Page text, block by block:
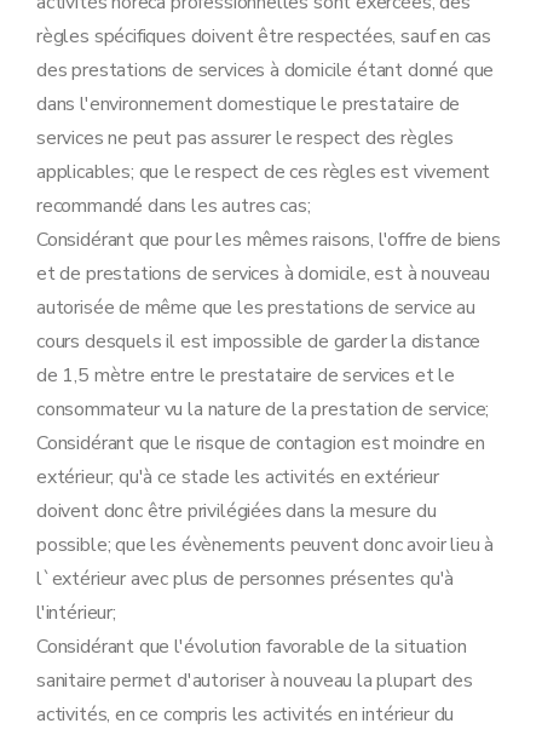
règles spécifiques doivent être respectées, sauf en cas
des prestations de services à domicile étant donné que
dans l'environnement domestique le prestataire de
services ne peut pas assurer le respect des règles
applicables; que le respect de ces règles est vivement
recommandé dans les autres cas;
Considérant que pour les mêmes raisons, l'offre de biens
et de prestations de services à domicile, est à nouveau
autorisée de même que les prestations de service au
cours desquels il est impossible de garder la distance
de 1,5 mètre entre le prestataire de services et le
consommateur vu la nature de la prestation de service;
Considérant que le risque de contagion est moindre en
extérieur; qu'à ce stade les activités en extérieur
doivent donc être privilégiées dans la mesure du
possible; que les évènements peuvent donc avoir lieu à
l`extérieur avec plus de personnes présentes qu'à
l'intérieur;
Considérant que l'évolution favorable de la situation
sanitaire permet d'autoriser à nouveau la plupart des
activités, en ce compris les activités en intérieur du